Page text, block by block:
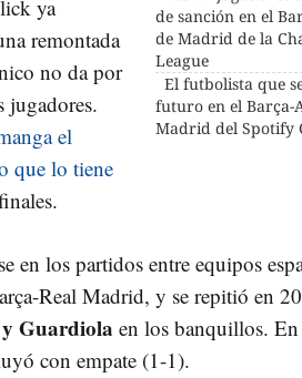
de sanción en el
de Madrid de la
League
El futbolista que
futuro en el Barça-
Madrid del Spotify
ya
remontada
no da por
jugadores.
el
que lo tiene
en los partidos entre equipos
Real Madrid, y se repitió en
Guardiola en los banquillos. En
con empate (1-1).